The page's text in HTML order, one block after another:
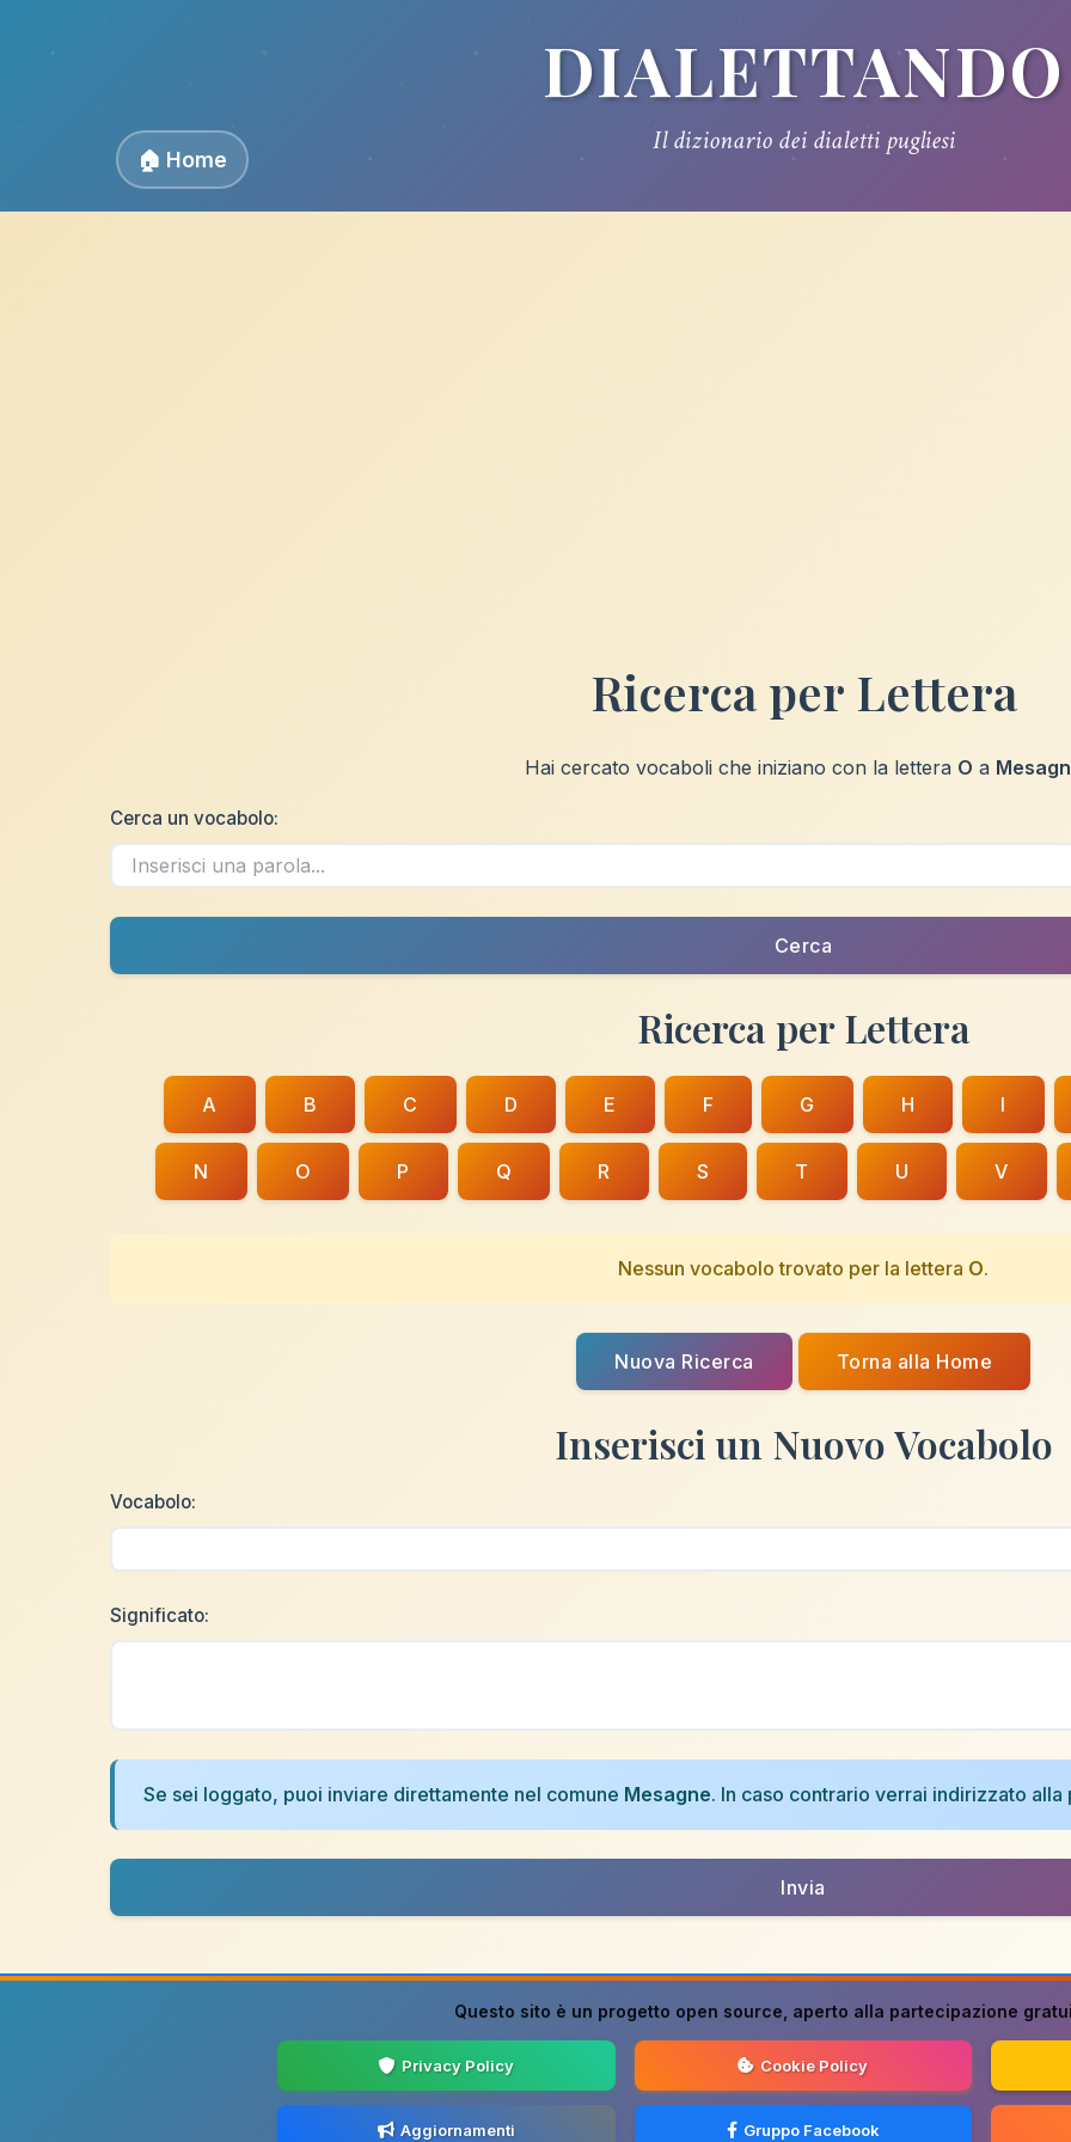
🏠 Home
DIALETTANDO
Il dizionario dei dialetti pugliesi
Ricerca per Lettera
Hai cercato vocaboli che iniziano con la lettera O a
Cerca un vocabolo:
Cerca
Ricerca per Lettera
A B C D E F G H I
N O P Q R S T U V
Nessun vocabolo trovato per la lettera O.
Nuova Ricerca Torna alla Home
Inserisci un Nuovo Vocabolo
Vocabolo:
Significato:
Se sei loggato, puoi inviare direttamente nel comune Mesagne. In caso contrario verrai indirizzato alla
Invia
Questo sito è un progetto open source , aperto alla partecipazione
Privacy Policy Cookie Policy
Aggiornamenti Gruppo Facebook